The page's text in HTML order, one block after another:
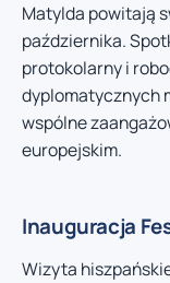
Matylda powitają
października.
protokolarny i
dyplomatycznych
wspólne
europejskim.
Inauguracja
Wizyta